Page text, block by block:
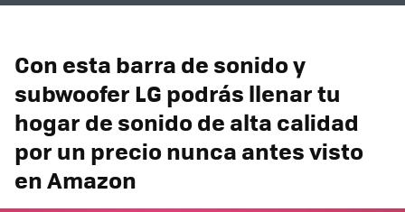
Con esta barra de sonido y
subwoofer LG podrás llenar tu
hogar de sonido de alta calidad
por un precio nunca antes visto
en Amazon